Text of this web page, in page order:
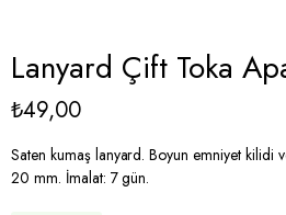
Lanyard Çift Toka
₺49,00
Saten kumaş lanyard. Boyun emniyet kilidi
20 mm. İmalat: 7 gün.